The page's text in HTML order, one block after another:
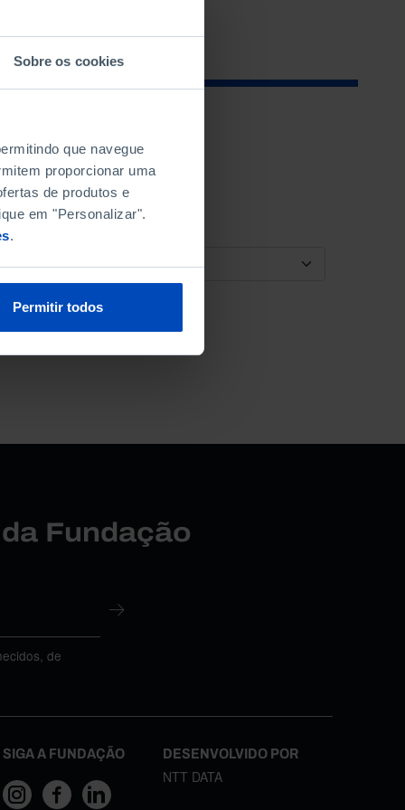
Sobre os cookies
que navegue
proporcionar uma
de produtos e
em "Personalizar".
.
Permitir todos
ORDENAR POR
Fundação
de
SIGA A FUNDAÇÃO DESENVOLVIDO POR
NTT DATA